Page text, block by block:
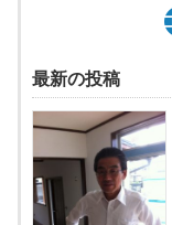
最新の投稿